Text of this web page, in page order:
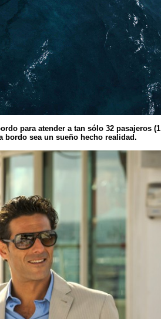
para atender a tan sólo 32 pasajeros (1
bordo sea un sueño hecho realidad.